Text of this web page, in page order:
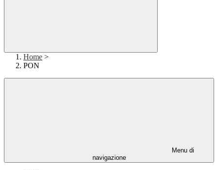
Home >
PON
Menu di
navigazione